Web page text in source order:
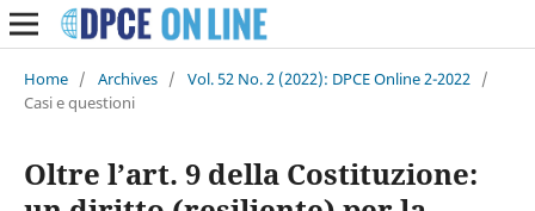
Home / Archives / Vol. 52 No. 2 (2022): DPCE Online 2-2022 /
Casi e questioni
Oltre l’art. 9 della Costituzione: